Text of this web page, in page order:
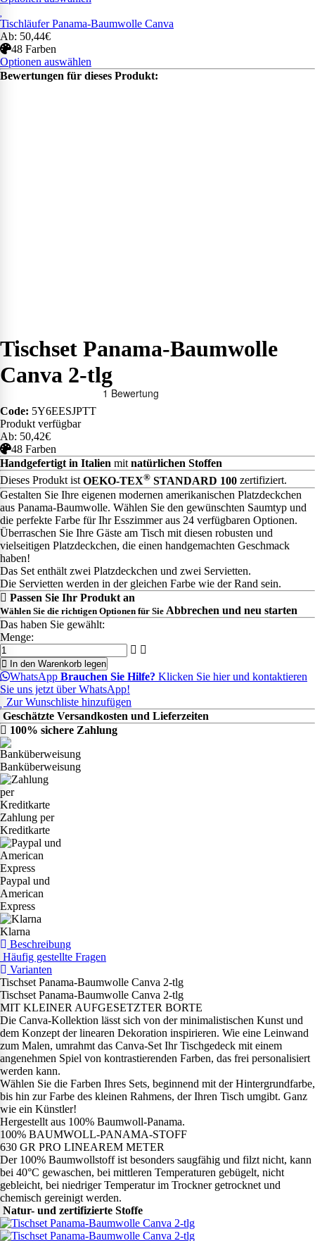
Tischläufer Panama-Baumwolle Canva
Ab: 50,44€
48 Farben
Optionen auswählen
Bewertungen für dieses Produkt:
Tischset Panama-Baumwolle
Canva 2-tlg
Code: 5Y6EESJPTT
Produkt verfügbar
Ab: 50,42€
48 Farben
Handgefertigt in Italien mitnatürlichen Stoffen
Dieses Produkt istOEKO-TEX® STANDARD 100 zertifiziert.
Gestalten Sie Ihre eigenen modernen amerikanischen Platzdeckchen
aus Panama-Baumwolle. Wählen Sie den gewünschten Saumtyp und
die perfekte Farbe für Ihr Esszimmer aus 24 verfügbaren Optionen.
Überraschen Sie Ihre Gäste am Tisch mit diesen robusten und
vielseitigen Platzdeckchen, die einen handgemachten Geschmack
haben!
Das Set enthält zwei Platzdeckchen und zwei Servietten.
Die Servietten werden in der gleichen Farbe wie der Rand sein.
Passen Sie Ihr Produkt an
Wählen Sie die richtigen Optionen für Sie Abbrechen und neu starten
Das haben Sie gewählt:
Menge:
In den Warenkorb legen
WhatsApp Brauchen Sie Hilfe? Klicken Sie hier und kontaktieren
Sie uns jetzt über WhatsApp!
Zur Wunschliste hinzufügen
Geschätzte Versandkosten und Lieferzeiten
100% sichere Zahlung
Banküberweisung
Zahlung per
Kreditkarte
Paypal und
American
Express
Klarna
Beschreibung
Häufig gestellte Fragen
Varianten
Tischset Panama-Baumwolle Canva 2-tlg
Tischset Panama-Baumwolle Canva 2-tlg
MIT KLEINER AUFGESETZTER BORTE
Die Canva-Kollektion lässt sich von der minimalistischen Kunst und
dem Konzept der linearen Dekoration inspirieren. Wie eine Leinwand
zum Malen, umrahmt das Canva-Set Ihr Tischgedeck mit einem
angenehmen Spiel von kontrastierenden Farben, das frei personalisiert
werden kann.
Wählen Sie die Farben Ihres Sets, beginnend mit der Hintergrundfarbe,
bis hin zur Farbe des kleinen Rahmens, der Ihren Tisch umgibt. Ganz
wie ein Künstler!
Hergestellt aus 100% Baumwoll-Panama.
100% BAUMWOLL-PANAMA-STOFF
630 GR PRO LINEAREM METER
Der 100% Baumwollstoff ist besonders saugfähig und filzt nicht, kann
bei 40°C gewaschen, bei mittleren Temperaturen gebügelt, nicht
gebleicht, bei niedriger Temperatur im Trockner getrocknet und
chemisch gereinigt werden.
Natur- und zertifizierte Stoffe